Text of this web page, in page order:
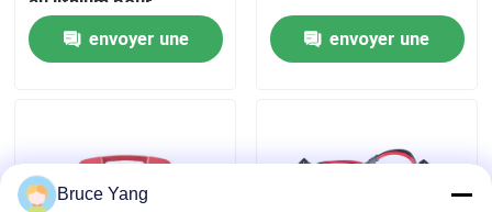
Lithium électrique Ion Battery de chariot élévateur
Batterie de camion de palette
applications lourdes
envoyer une envoyer une
Bruce Yang